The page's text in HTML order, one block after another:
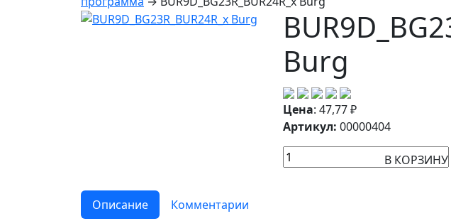
Burg
Цена: 47,77₽
Артикул: 00000404
В КОРЗИНУ
Описание
Комментарии